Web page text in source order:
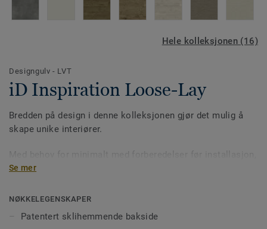
Hele kolleksjonen (16)
Designgulv - LVT
iD Inspiration Loose-Lay
Bredden på design i denne kolleksjonen gjør det mulig å
skape unike interiører.
legges LVT-stavene opptil tre ganger raskere enn andre
installasjoner må gå raskt.
Den patenterte baksiden forhindrer gulvet i å gli, samtidig
Se mer
NØKKELEGENSKAPER
Patentert sklihemmende bakside